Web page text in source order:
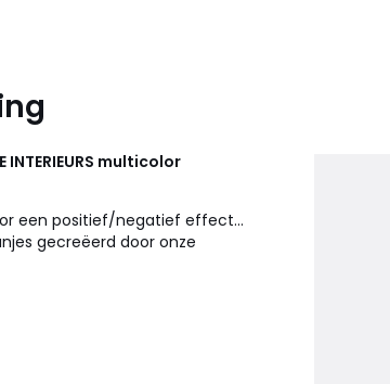
INTERIEURS multicolor
een positief/negatief effect...
gecreëerd door onze